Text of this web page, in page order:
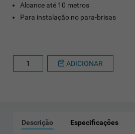
Alcance até 10 metros
Para instalação no para-brisas
ADICIONAR
Descrição Especificações